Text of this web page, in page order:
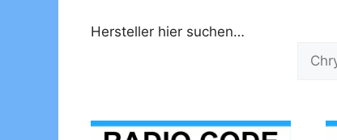
Hersteller hier suchen…